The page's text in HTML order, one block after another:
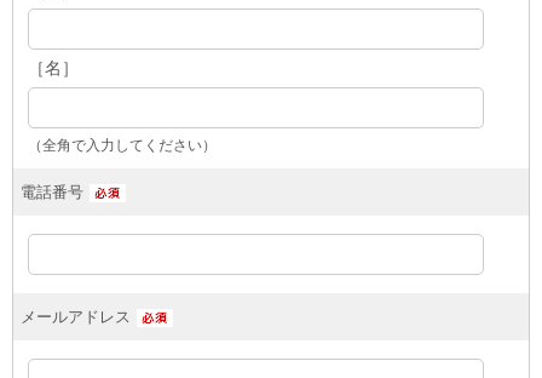
［名］
（全角で入力してください）
電話番号
メールアドレス